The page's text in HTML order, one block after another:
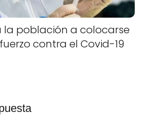
la población a colocarse
contra el Covid-19